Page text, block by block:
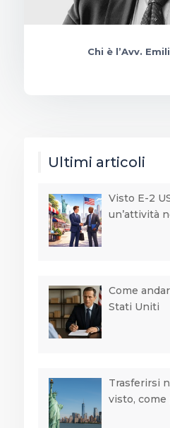
Chi è l’Avv.
Ultimi articoli
Visto E-2
un’attività
Come
Stati Uniti
Trasferirsi
visto, come